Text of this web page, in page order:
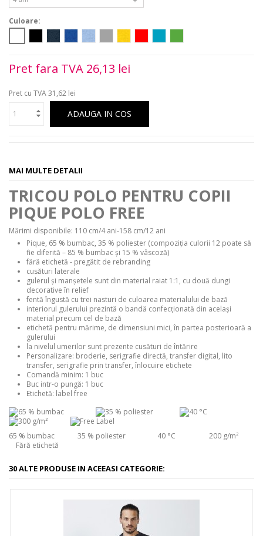
Culoare:
Pret fara TVA 26,13 lei
Pret cu TVA31,62 lei
ADAUGA IN COS
MAI MULTE DETALII
TRICOU POLO PENTRU COPII
PIQUE POLO FREE
Mărimi disponibile: 110 cm/4 ani-158 cm/12 ani
Pique, 65 % bumbac, 35 % poliester (compoziţia culorii 12 poate să
fie diferită – 85 % bumbac şi 15 % vâscoză)
fără etichetă - pregătit de rebranding
cusături laterale
gulerul și manșetele sunt din material raiat 1:1, cu două dungi
decorative în relief
fentă îngustă cu trei nasturi de culoarea materialului de bază
interiorul gulerului prezintă o bandă confecţionată din acelaşi
material precum cel de bază
etichetă pentru mărime, de dimensiuni mici, în partea posterioară a
gulerului
la nivelul umerilor sunt prezente cusături de întărire
Personalizare: broderie, serigrafie directă, transfer digital, lito
transfer, serigrafie prin transfer, înlocuire etichete
Comandă minim: 1 buc
Buc intr-o pungă: 1 buc
Etichetă: label free
65 % bumbac 35 % poliester 40 °C 200 g/m²
Fără etichetă
30 ALTE PRODUSE IN ACEEASI CATEGORIE: